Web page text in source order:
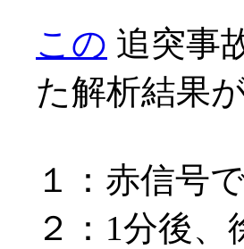
この 追突事
た解析結果が
１：赤信号
２：1分後